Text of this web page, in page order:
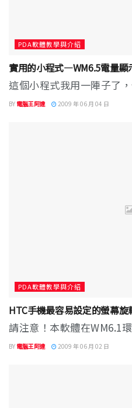
PDA軟體教學與介紹
實用的小程式—WM6.5電量顯
這個小程式我用一陣子了
BY 電腦王阿達 2009 年 06 月 04 日
PDA軟體教學與介紹
HTC手機最容易設定的螢幕
請注意！本軟體在WM6.1
BY 電腦王阿達 2009 年 06 月 02 日